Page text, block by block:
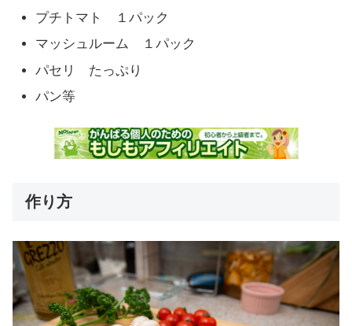
プチトマト １パック
マッシュルーム １パック
パセリ たっぷり
パン等
作り方